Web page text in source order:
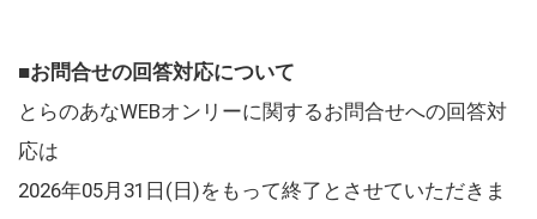
■お問合せの回答対応について
とらのあなWEBオンリーに関するお問合せへの回答対
応は
2026年05月31日(日)をもって終了とさせていただきま